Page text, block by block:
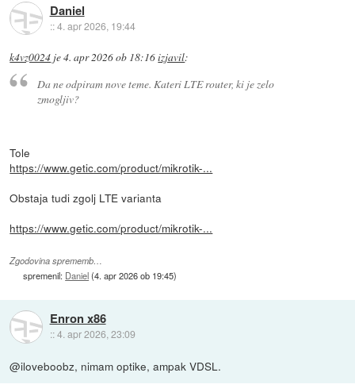
Daniel
::4. apr 2026, 19:44
k4vz0024 je4. apr 2026 ob 18:16izjavil:
Da ne odpiram nove teme. Kateri LTE router, ki je zelo
zmogljiv?
Tole
https://www.getic.com/product/mikrotik-...
Obstaja tudi zgolj LTE varianta
https://www.getic.com/product/mikrotik-...
Zgodovina sprememb…
spremenil: Daniel(4. apr 2026 ob 19:45)
Enron x86
::4. apr 2026, 23:09
@iloveboobz, nimam optike, ampak VDSL.